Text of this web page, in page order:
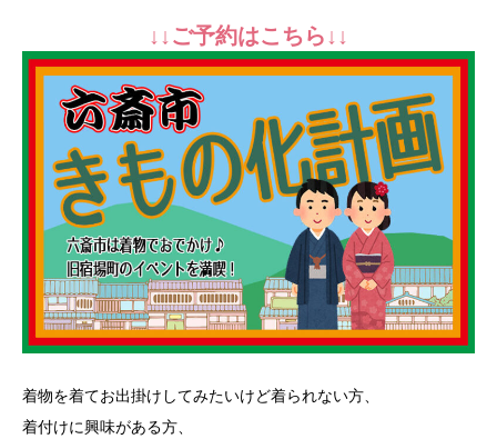
↓↓ご予約はこちら↓↓
着物を着てお出掛けしてみたいけど着られない方、
着付けに興味がある方、